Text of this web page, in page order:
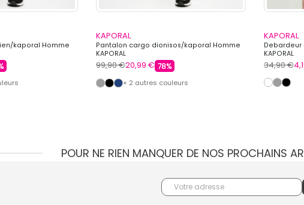
kaporal Homme
KAPORAL
Pantalon cargo dionisos/kaporal Homme
KAPORAL
99,90 €20,99 € 78%
+ 2 autres couleurs
KAPORAL
KAPORAL
34,90 €
POUR NE RIEN MANQUER DE NOS PROCHAINS